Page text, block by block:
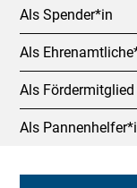
Als Spender*in
Als
Als Fördermitglied
Als